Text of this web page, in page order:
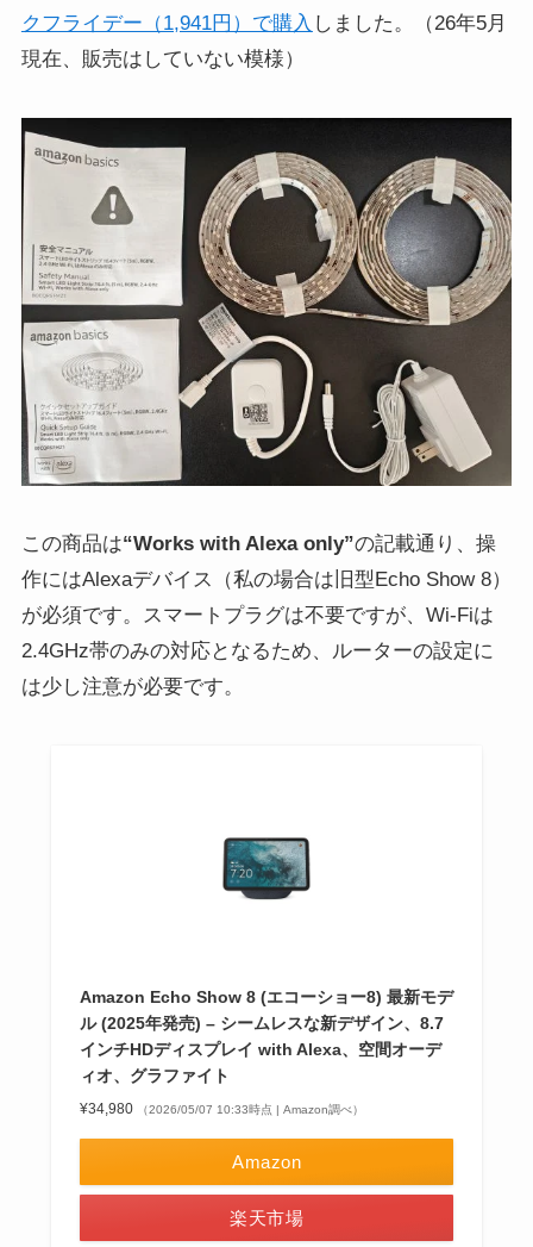
クフライデー（1,941円）で購入 しました。（26年5月
現在、販売はしていない模様）
この商品は“Works with Alexa only”の記載通り、操
作にはAlexaデバイス（私の場合は旧型Echo Show 8）
が必須です。スマートプラグは不要ですが、Wi-Fiは
2.4GHz帯のみの対応となるため、ルーターの設定に
は少し注意が必要です。
Amazon Echo Show 8 (エコーショー8) 最新モデ
ル (2025年発売) – シームレスな新デザイン、8.7
インチHDディスプレイ with Alexa、空間オーデ
ィオ、グラファイト
¥34,980 （2026/05/07 10:33時点 | Amazon調べ）
Amazon
楽天市場